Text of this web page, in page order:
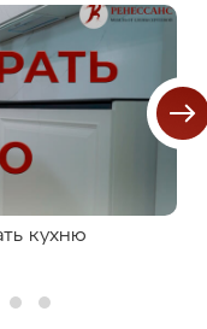
кухню